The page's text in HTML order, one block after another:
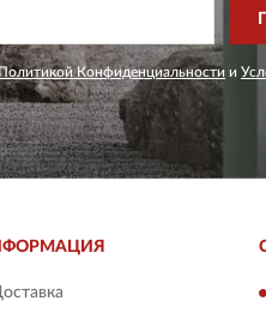
Конфиденциальности и